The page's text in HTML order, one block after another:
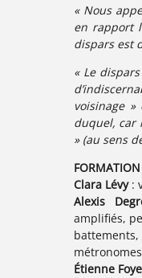
« Nous
en rapport
dispars est
« Le
voisinage
duquel, car
» (au sens
FORMATION
Clara Lévy:
Alexis
amplifiés,
Étienne